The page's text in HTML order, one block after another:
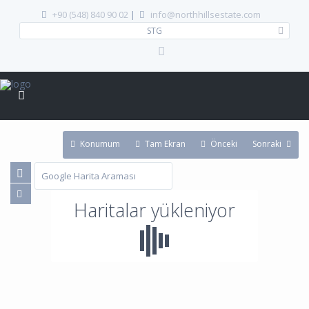
+90 (548) 840 90 02 | info@northhillsestate.com
STG
Haritalar yükleniyor
Konumum Tam Ekran Önceki Sonraki